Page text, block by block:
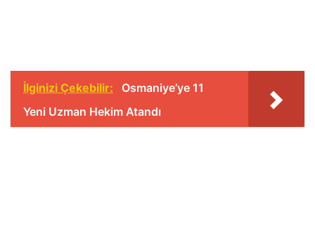
İlginizi Çekebilir:
Osmaniye’ye 11
Yeni Uzman Hekim Atandı